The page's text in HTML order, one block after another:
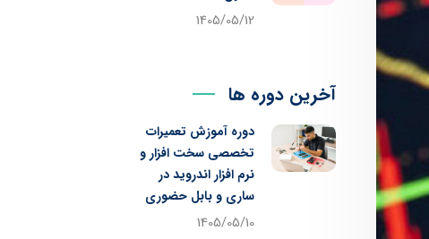
1405/05/12
آخرین دوره ها
دوره آموزش تعمیرات
تخصصی سخت افزار و
نرم افزار اندروید در
ساری و بابل حضوری
1405/05/10